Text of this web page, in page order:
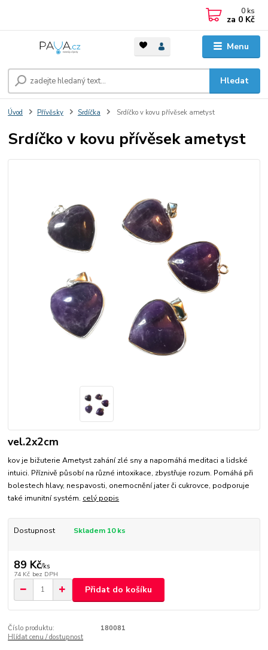
Menu
Hledat
0 ks
za 0 Kč
Úvod Přívěsky Srdíčka Srdíčko v kovu přívěsek ametyst
Srdíčko v kovu přívěsek ametyst
vel.2x2cm
kov je bižuterie Ametyst zahání zlé sny a napomáhá meditaci a lidské
intuici. Příznivě působí na různé intoxikace, zbystřuje rozum. Pomáhá při
bolestech hlavy, nespavosti, onemocnění jater či cukrovce, podporuje
také imunitní systém. celý popis
Dostupnost Skladem 10 ks
89 Kč/ks
74 Kč bez DPH
Přidat do košíku
Číslo produktu:
180081
Hlídat cenu / dostupnost